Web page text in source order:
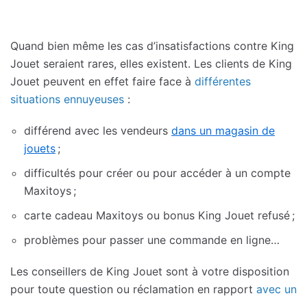
Quand bien même les cas d’insatisfactions contre King
Jouet seraient rares, elles existent. Les clients de King
Jouet peuvent en effet faire face à différentes
situations ennuyeuses :
différend avec les vendeurs dans un magasin de
jouets ;
difficultés pour créer ou pour accéder à un compte
Maxitoys ;
carte cadeau Maxitoys ou bonus King Jouet refusé ;
problèmes pour passer une commande en ligne…
Les conseillers de King Jouet sont à votre disposition
pour toute question ou réclamation en rapport avec un